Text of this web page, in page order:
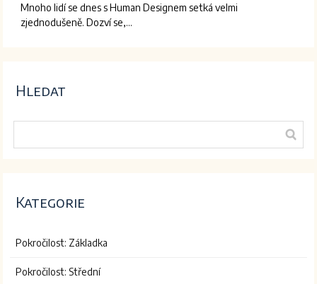
Mnoho lidí se dnes s Human Designem setká velmi
zjednodušeně. Dozví se,…
Hledat
Kategorie
Pokročilost: Základka
Pokročilost: Střední